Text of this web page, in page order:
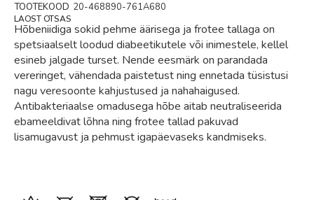
Hõbeniidiga sokid pehme äärisega ja frotee tallaga on
spetsiaalselt loodud diabeetikutele või inimestele, kellel
esineb jalgade turset. Nende eesmärk on parandada
vereringet, vähendada paistetust ning ennetada tüsistusi
nagu veresoonte kahjustused ja nahahaigused.
Antibakteriaalse omadusega hõbe aitab neutraliseerida
ebameeldivat lõhna ning frotee tallad pakuvad
lisamugavust ja pehmust igapäevaseks kandmiseks.
LAOST OTSAS
TOOTEKOOD 20-468890-761A680